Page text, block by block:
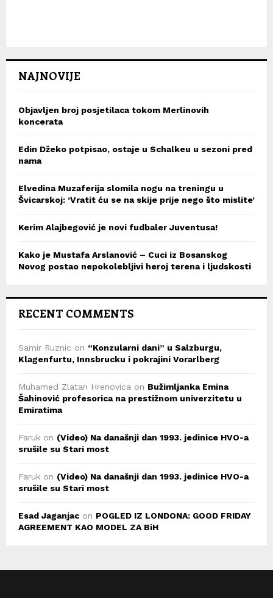
NAJNOVIJE
Objavljen broj posjetilaca tokom Merlinovih
koncerata
Edin Džeko potpisao, ostaje u Schalkeu u sezoni pred
nama
Elvedina Muzaferija slomila nogu na treningu u
Švicarskoj: ‘Vratit ću se na skije prije nego što mislite’
Kerim Alajbegović je novi fudbaler Juventusa!
Kako je Mustafa Arslanović – Cuci iz Bosanskog
Novog postao nepokolebljivi heroj terena i ljudskosti
RECENT COMMENTS
Samir Ruznic on “Konzularni dani” u Salzburgu,
Klagenfurtu, Innsbrucku i pokrajini Vorarlberg
Muhamed Zlatan Hrenovica on Bužimljanka Emina
Šahinović profesorica na prestižnom univerzitetu u
Emiratima
Faruk on (Video) Na današnji dan 1993. jedinice HVO-a
srušile su Stari most
Faruk on (Video) Na današnji dan 1993. jedinice HVO-a
srušile su Stari most
Esad Jaganjac on POGLED IZ LONDONA: GOOD FRIDAY
AGREEMENT KAO MODEL ZA BiH